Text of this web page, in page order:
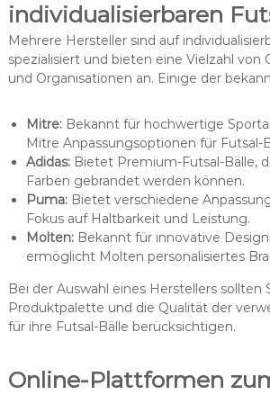
individualisierbaren
Mehrere Hersteller sind auf
spezialisiert und bieten eine Vielzahl von
und Organisationen an. Einige der
Mitre:Bekannt für hochwertige
Mitre Anpassungsoptionen für Futsal-
Adidas:Bietet Premium-Futsal-Bälle,
Farben gebrandet werden können.
Puma:Bietet verschiedene
Fokus auf Haltbarkeit und Leistung.
Molten:Bekannt für innovative
ermöglicht Molten personalisiertes
Bei der Auswahl eines Herstellers sollten
Produktpalette und die Qualität der
für ihre Futsal-Bälle berücksichtigen.
Online-Plattformen